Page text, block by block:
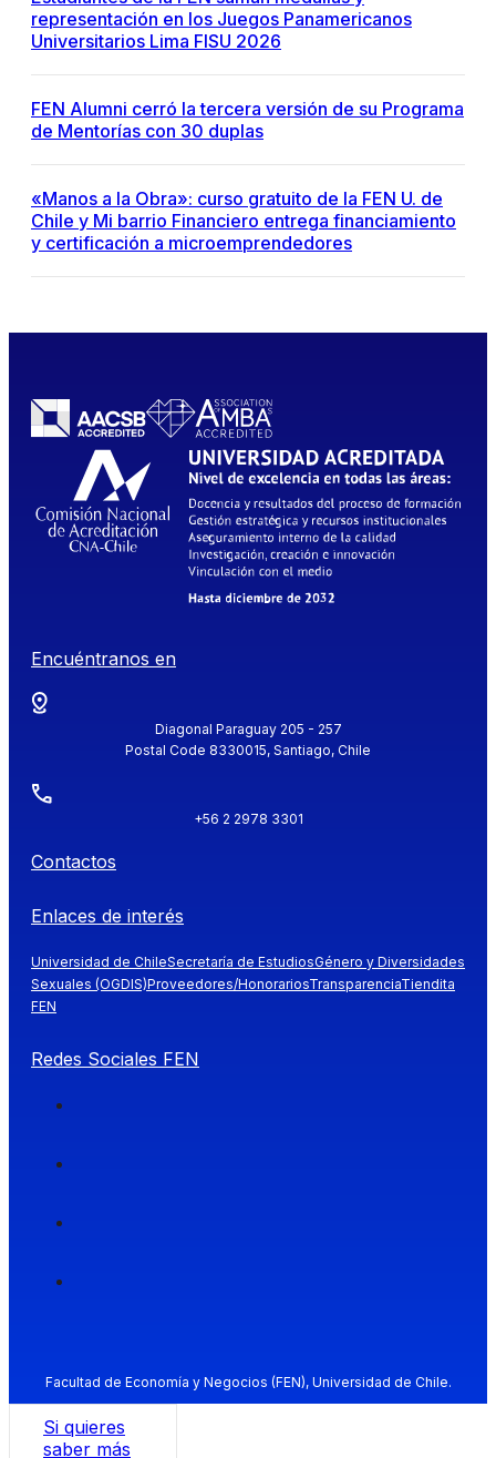
representación en los Juegos Panamericanos
Universitarios Lima FISU 2026
FEN Alumni cerró la tercera versión de su Programa
de Mentorías con 30 duplas
«Manos a la Obra»: curso gratuito de la FEN U. de
Chile y Mi barrio Financiero entrega financiamiento
y certificación a microemprendedores
Encuéntranos en
Diagonal Paraguay 205 - 257
Postal Code 8330015, Santiago, Chile
+56 2 2978 3301
Contactos
Enlaces de interés
Universidad de ChileSecretaría de EstudiosGénero y Diversidades
Sexuales (OGDIS)Proveedores/HonorariosTransparenciaTiendita
FEN
Redes Sociales FEN
Facultad de Economía y Negocios (FEN), Universidad de Chile.
Si quieres
saber más